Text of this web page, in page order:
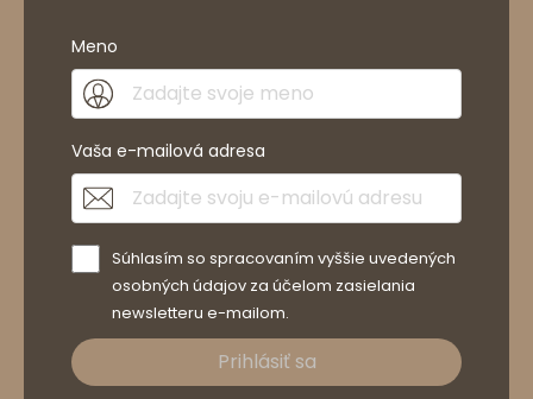
Meno
Vaša e-mailová adresa
Súhlasím so spracovaním vyššie uvedených
osobných údajov za účelom zasielania
newsletteru e-mailom.
Prihlásiť sa